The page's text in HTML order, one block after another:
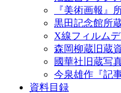
『美術画報』
黒田記念館所
X線フィルム
森岡柳蔵旧蔵
國華社旧蔵写
今泉雄作『記事
資料目録